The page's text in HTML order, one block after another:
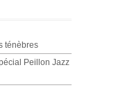
ténèbres
Peillon Jazz